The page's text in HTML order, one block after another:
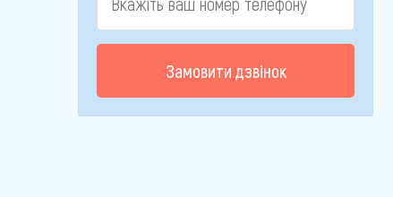
Замовити дзвінок